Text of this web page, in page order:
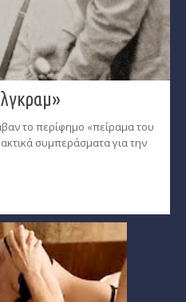
το περίφημο «πείραμα του
συμπεράσματα για την